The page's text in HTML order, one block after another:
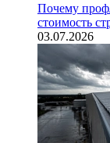
Почему
стоимость
03.07.2026